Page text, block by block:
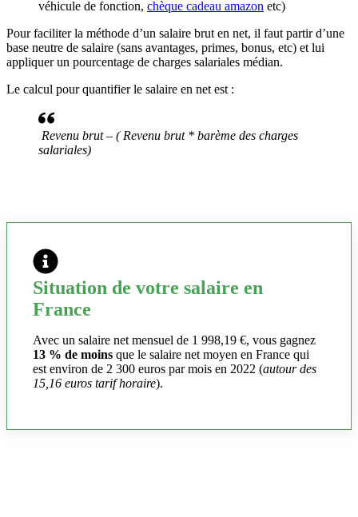
véhicule de fonction, chèque cadeau amazon etc)
Pour faciliter la méthode d’un salaire brut en net, il faut partir d’une
base neutre de salaire (sans avantages, primes, bonus, etc) et lui
appliquer un pourcentage de charges salariales médian.
Le calcul pour quantifier le salaire en net est :
Revenu brut – ( Revenu brut * barème des charges
salariales)
Situation de votre salaire en
France
Avec un salaire net mensuel de 1 998,19 €, vous gagnez
13 % de moins que le salaire net moyen en France qui
est environ de 2 300 euros par mois en 2022 (autour des
15,16 euros tarif horaire).